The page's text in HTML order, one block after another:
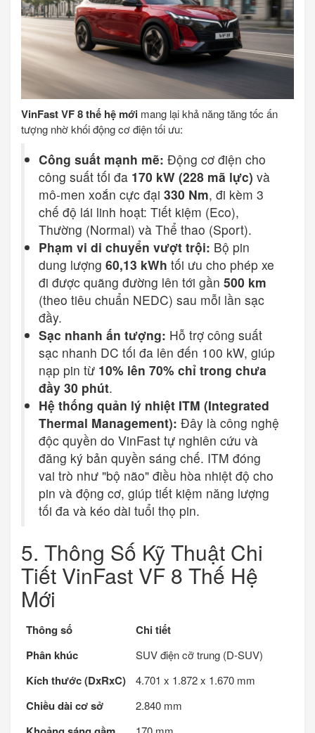
VinFast VF 8 thế hệ mới mang lại khả năng tăng tốc ấn
tượng nhờ khối động cơ điện tối ưu:
Công suất mạnh mẽ: Động cơ điện cho
công suất tối đa 170 kW (228 mã lực) và
mô-men xoắn cực đại 330 Nm, đi kèm 3
chế độ lái linh hoạt: Tiết kiệm (Eco),
Thường (Normal) và Thể thao (Sport).
Phạm vi di chuyển vượt trội: Bộ pin
dung lượng 60,13 kWh tối ưu cho phép xe
đi được quãng đường lên tới gần 500 km
(theo tiêu chuẩn NEDC) sau mỗi lần sạc
đầy.
Sạc nhanh ấn tượng: Hỗ trợ công suất
sạc nhanh DC tối đa lên đến 100 kW, giúp
nạp pin từ 10% lên 70% chỉ trong chưa
đầy 30 phút.
Hệ thống quản lý nhiệt ITM (Integrated
Thermal Management): Đây là công nghệ
độc quyền do VinFast tự nghiên cứu và
đăng ký bản quyền sáng chế. ITM đóng
vai trò như "bộ não" điều hòa nhiệt độ cho
pin và động cơ, giúp tiết kiệm năng lượng
tối đa và kéo dài tuổi thọ pin.
5. Thông Số Kỹ Thuật Chi
Tiết VinFast VF 8 Thế Hệ
Mới
Thông số
Chi tiết
Phân khúc
SUV điện cỡ trung (D-SUV)
Kích thước (DxRxC) 4.701 x 1.872 x 1.670 mm
Chiều dài cơ sở 2.840 mm